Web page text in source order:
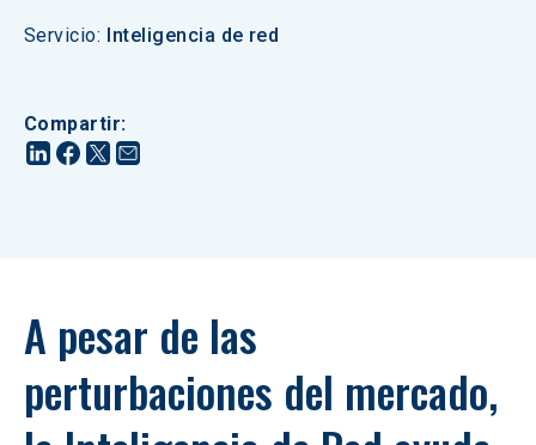
Servicio: Inteligencia de red
Compartir:
A pesar de las
perturbaciones del mercado,